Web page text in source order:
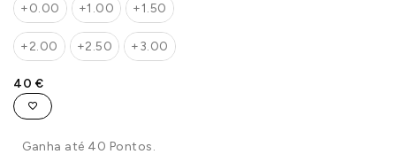
+0.00
+1.00 +1.50
+2.00 +2.50 +3.00
40 €
Ganha até 40 Pontos.